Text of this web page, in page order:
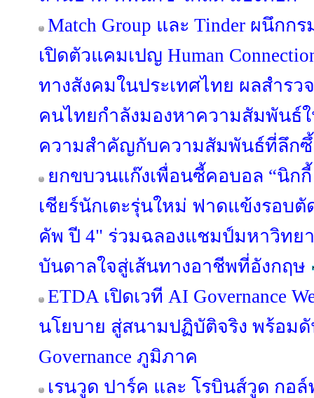
Match Group และ Tinder ผนึก
เปิดตัวแคมเปญ Human
ทางสังคมในประเทศไทย ผลสำรว
คนไทยกำลังมองหาความสัมพันธ์
ความสำคัญกับความสัมพันธ์ที่ลึก
ยกขบวนแก๊งเพื่อนซี้คอบอล “นิกกี้
เชียร์นักเตะรุ่นใหม่ ฟาดแข้งรอบ
คัพ ปี 4" ร่วมฉลองแชมป์มหาวิทย
บันดาลใจสู่เส้นทางอาชีพที่อังกฤษ
ETDA เปิดเวที AI Governance
นโยบาย สู่สนามปฏิบัติจริง พร้อม
Governance ภูมิภาค
เรนวูด ปาร์ค และ โรบินส์วูด กอ